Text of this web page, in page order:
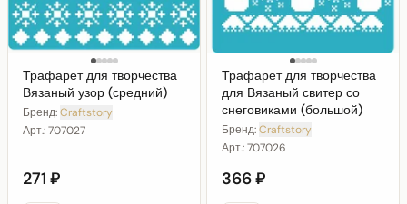
Трафарет для творчества
Вязаный узор (средний)
Бренд:Craftstory
Арт.:707027
271 ₽
Трафарет для творчества
для Вязаный свитер со
снеговиками (большой)
Бренд:Craftstory
Арт.:707026
366 ₽